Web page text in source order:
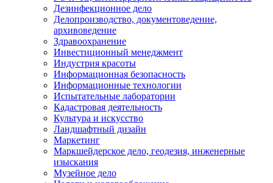
Дезинфекционное дело
Делопроизводство, документоведение,
архивоведение
Здравоохранение
Инвестиционный менеджмент
Индустрия красоты
Информационная безопасность
Информационные технологии
Испытательные лаборатории
Кадастровая деятельность
Культура и искусство
Ландшафтный дизайн
Маркетинг
Маркшейдерское дело, геодезия, инженерные
изыскания
Музейное дело